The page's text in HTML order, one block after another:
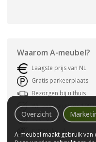
Waarom A-meubel?
Laagste prijs van NL
Gratis parkeerplaats
Bezorgen bij u thuis
Wij bestaan sinds 1992!
Tot 10 jaar garantie
CBW-Erkend
Overzicht
A-meubel maakt gebruik van